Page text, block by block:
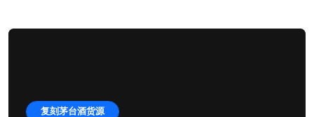
复刻茅台酒货源